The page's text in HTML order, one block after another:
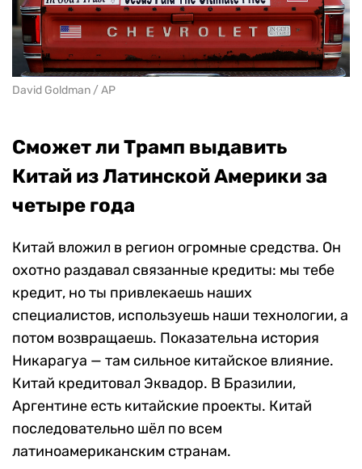
David Goldman / AP
Сможет ли Трамп выдавить
Китай из Латинской Америки за
четыре года
Китай вложил в регион огромные средства. Он
охотно раздавал связанные кредиты: мы тебе
кредит, но ты привлекаешь наших
специалистов, используешь наши технологии, а
потом возвращаешь. Показательна история
Никарагуа — там сильное китайское влияние.
Китай кредитовал Эквадор. В Бразилии,
Аргентине есть китайские проекты. Китай
последовательно шёл по всем
латиноамериканским странам.